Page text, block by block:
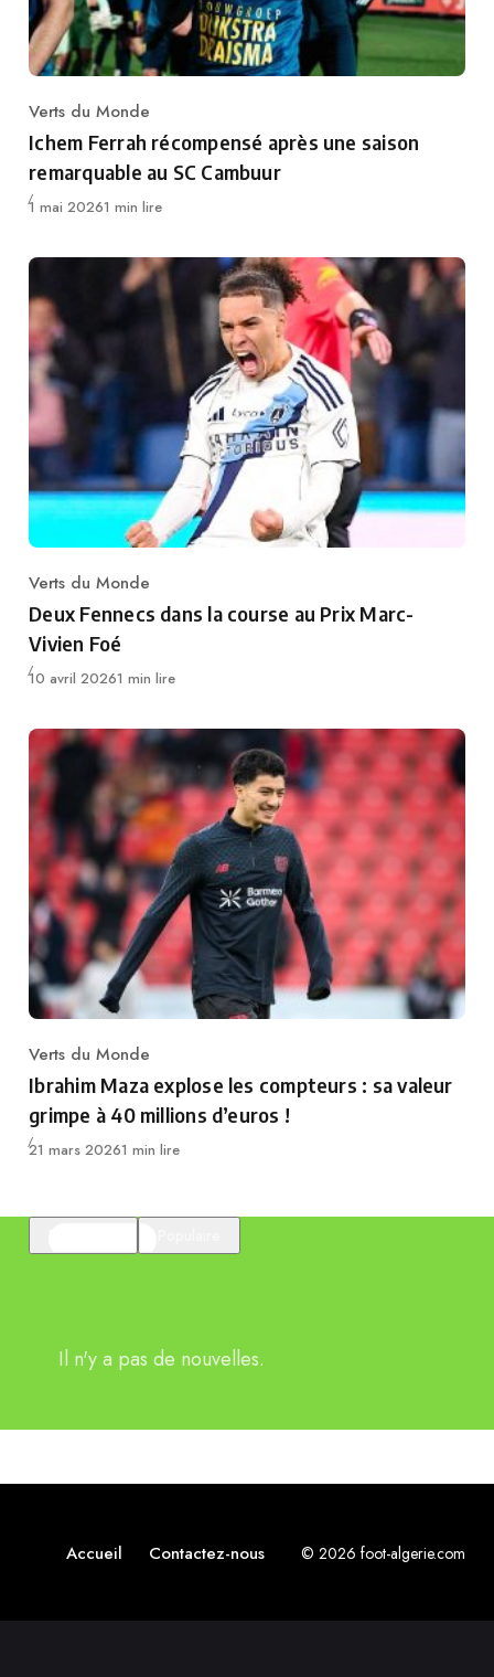
Category
Verts du Monde
Ichem Ferrah récompensé après une saison
remarquable au SC Cambuur
Publié
1 mai 20261 min lire
Category
Verts du Monde
Deux Fennecs dans la course au Prix Marc-
Vivien Foé
Publié
10 avril 20261 min lire
Category
Verts du Monde
Ibrahim Maza explose les compteurs : sa valeur
grimpe à 40 millions d’euros !
Publié
21 mars 20261 min lire
Il n'y a pas de nouvelles.
Accueil Contactez-nous © 2026 foot-algerie.com